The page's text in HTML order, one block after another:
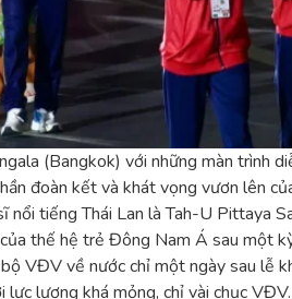
(Bangkok) với những màn trình
đoàn kết và khát vọng vươn lên
nổi tiếng Thái Lan là Tah-U Pittaya
thế hệ trẻ Đông Nam Á sau một
VĐV về nước chỉ một ngày sau lễ
lượng khá mỏng, chỉ vài chục